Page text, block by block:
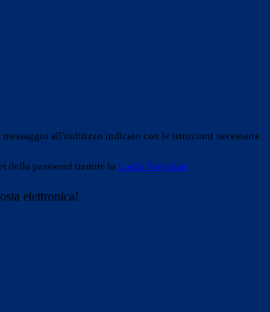
all'indirizzo indicato con le istruzioni necessarie.
della password tramite la Login Spaggiari
elettronica!